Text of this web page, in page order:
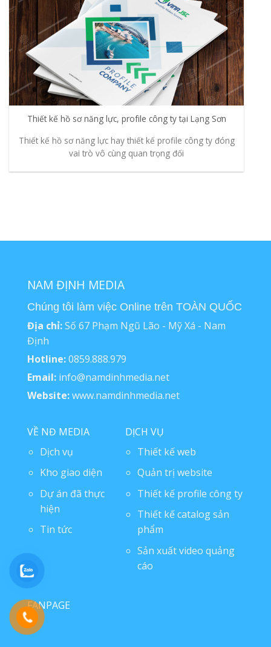
Thiết kế hồ sơ năng lực, profile công ty tại Lạng Sơn
Thiết kế hồ sơ năng lực hay thiết kế profile công ty đóng
vai trò vô cùng quan trọng đối
NAM ĐỊNH MEDIA
Chúng tôi làm việc Online trên TOÀN QUỐC
Địa chỉ:Số 67 Phạm Ngũ Lão - Mỹ Xá - Nam
Định
Hotline:0859.888.979
Email: info@namdinhmedia.net
Website:www.namdinhmedia.net
VỀ NĐ MEDIA
Dịch vụ
Kho giao diện
Dự án đã thực
hiện
Tin tức
DỊCH VỤ
Thiết kế web
Quản trị website
Thiết kế profile công ty
Thiết kế catalog sản
phẩm
Sản xuất video quảng
cáo
FANPAGE